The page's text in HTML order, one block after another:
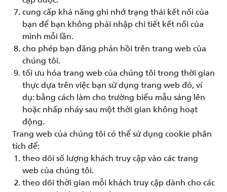
cung cấp khả năng ghi nhớ trạng thái kết nối của
bạn để bạn không phải nhập chi tiết kết nối của
mình mỗi lần.
cho phép bạn đăng phản hồi trên trang web của
chúng tôi.
tối ưu hóa trang web của chúng tôi trong thời gian
thực dựa trên việc bạn sử dụng trang web đó, ví
dụ: bằng cách làm cho trường biểu mẫu sáng lên
hoặc nhấp nháy sau một thời gian không hoạt
động.
Trang web của chúng tôi có thể sử dụng cookie phân
tích để:
theo dõi số lượng khách truy cập vào các trang
web của chúng tôi.
theo dõi thời gian mỗi khách truy cập dành cho các